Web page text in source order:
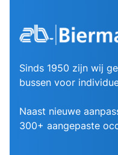
Sinds 1950 zijn wij
bussen voor
Naast nieuwe
300+ aangepaste